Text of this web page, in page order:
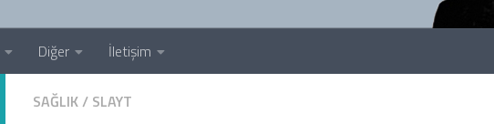
Diğer İletişim
SAĞLIK/ SLAYT